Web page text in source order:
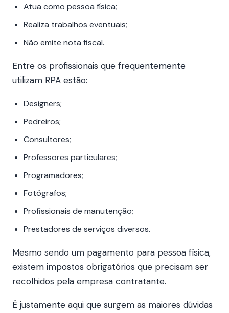
Atua como pessoa física;
Realiza trabalhos eventuais;
Não emite nota fiscal.
Entre os profissionais que frequentemente
utilizam RPA estão:
Designers;
Pedreiros;
Consultores;
Professores particulares;
Programadores;
Fotógrafos;
Profissionais de manutenção;
Prestadores de serviços diversos.
Mesmo sendo um pagamento para pessoa física,
existem impostos obrigatórios que precisam ser
recolhidos pela empresa contratante.
É justamente aqui que surgem as maiores dúvidas